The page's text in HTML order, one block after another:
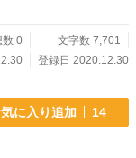
数 0
文字数 7,701
登録日 2020.12.30
に入り追加 14